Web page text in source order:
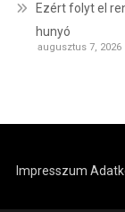
Ezért folyt el
hunyó
augusztus 7, 2026
Impresszum